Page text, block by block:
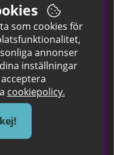
som cookies för
annonser
inställningar
cookiepolicy.